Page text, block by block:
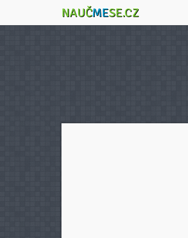
NAUČMESE.CZ